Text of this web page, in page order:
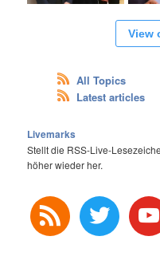
View
All Topics
Latest articles
Livemarks
Stellt die RSS-Live-
höher wieder her.
rss twitter